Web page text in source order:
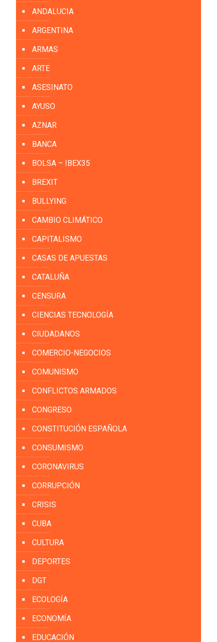
ANDALUCIA
ARGENTINA
ARMAS
ARTE
ASESINATO
AYUSO
AZNAR
BANCA
BOLSA – IBEX35
BREXIT
BULLYING
CAMBIO CLIMÁTICO
CAPITALISMO
CASAS DE APUESTAS
CATALUÑA
CENSURA
CIENCIAS TECNOLOGÍA
CIUDADANOS
COMERCIO-NEGOCIOS
COMUNISMO
CONFLICTOS ARMADOS
CONGRESO
CONSTITUCIÓN ESPAÑOLA
CONSUMISMO
CORONAVIRUS
CORRUPCIÓN
CRISIS
CUBA
CULTURA
DEPORTES
DGT
ECOLOGÍA
ECONOMÍA
EDUCACIÓN